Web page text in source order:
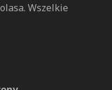
Wszelkie